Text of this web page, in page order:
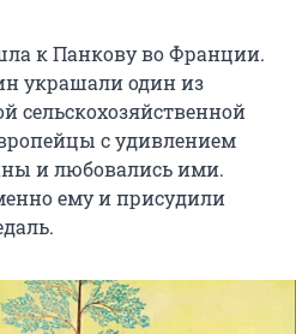
к Панкову во Франции.
украшали один из
сельскохозяйственной
с удивлением
и любовались ими.
ему и присудили